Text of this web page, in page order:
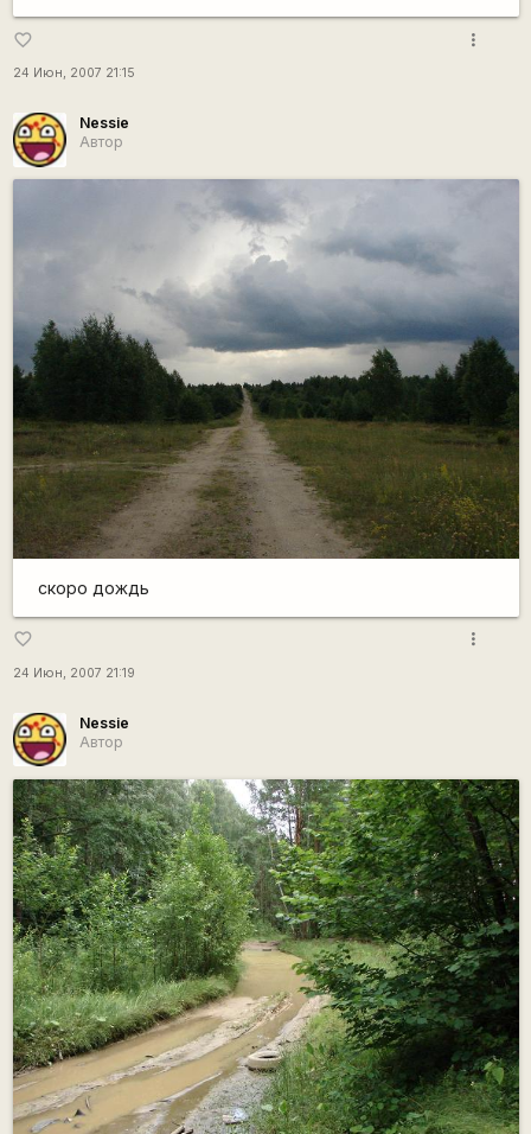
favorite_border
24 Июн, 2007 21:15
more_vert
Nessie
Автор
скоро дождь
favorite_border
24 Июн, 2007 21:19
more_vert
Nessie
Автор